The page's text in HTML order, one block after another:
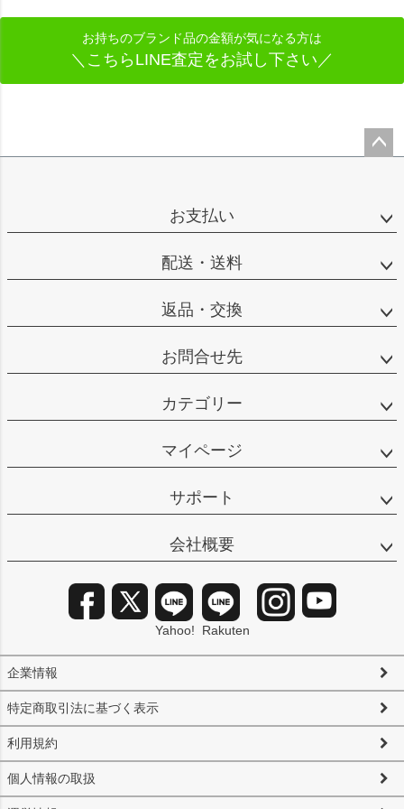
お持ちのブランド品の金額が気になる方は
＼こちらLINE査定をお試し下さい／
お支払い
配送・送料
返品・交換
お問合せ先
カテゴリー
マイページ
サポート
会社概要
企業情報
特定商取引法に基づく表示
利用規約
個人情報の取扱
Yahoo! Rakuten